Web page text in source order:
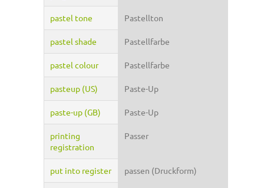
pastel tone Pastellton
pastel shade Pastellfarbe
pastel colour Pastellfarbe
pasteup (US) Paste-Up
paste-up (GB) Paste-Up
printing
registration
Passer
put into register passen (Druckform)